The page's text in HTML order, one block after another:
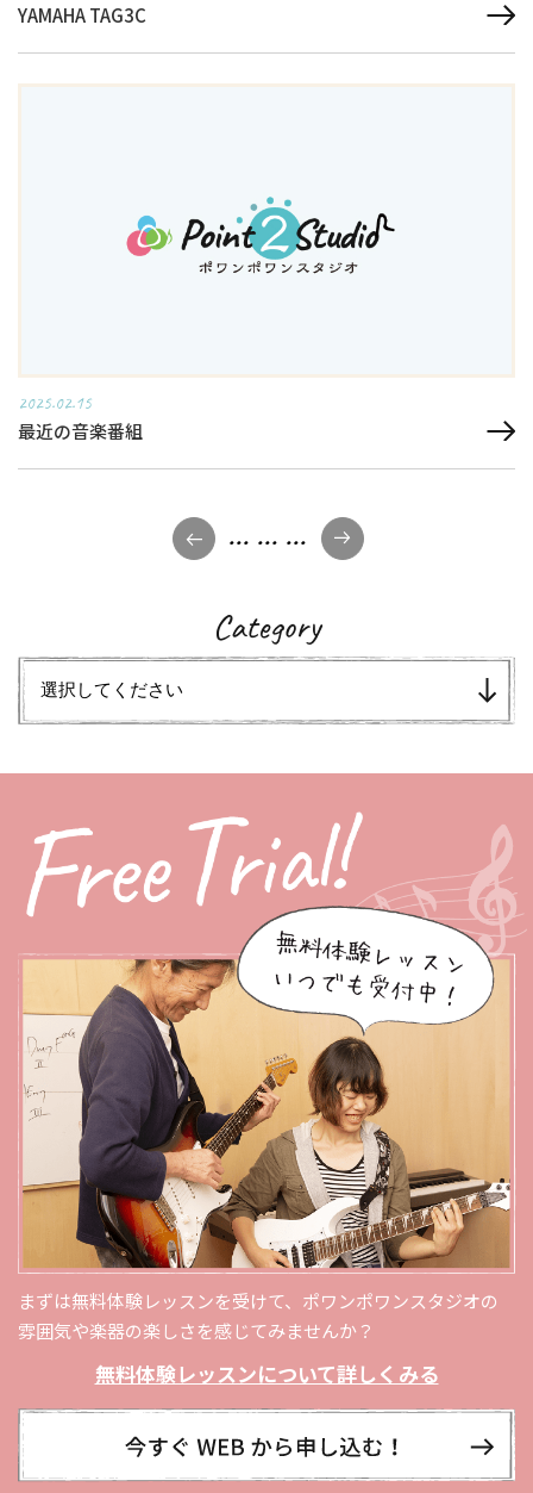
YAMAHA TAG3C
2025.02.15
最近の音楽番組
... ... ...
Category
まずは無料体験レッスンを受けて、ポワンポワンスタジオの
雰囲気や楽器の楽しさを感じてみませんか？
無料体験レッスンについて詳しくみる